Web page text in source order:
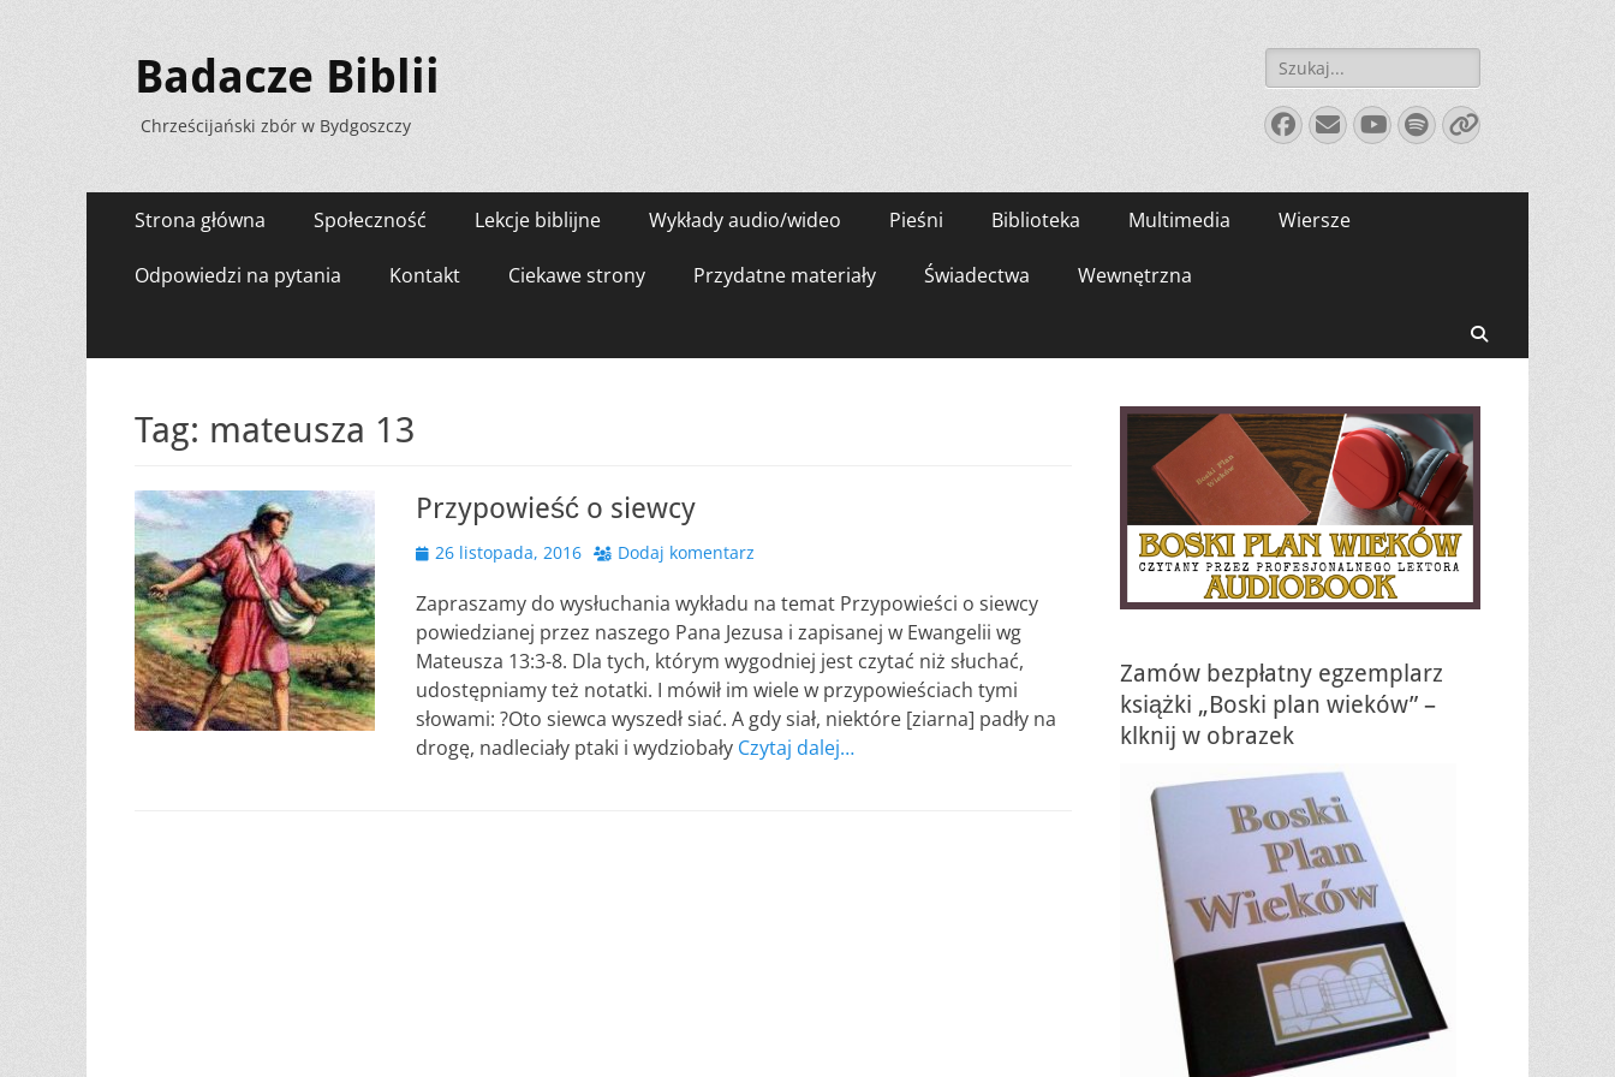
Badacze Biblii
Chrześcijański zbór w Bydgoszczy
Szukaj:
Facebook
E-
mail
YouTube
Spotify
Link
Menu
zawartości
Strona główna Społeczność Lekcje biblijne Wykłady audio/wideo Pieśni Biblioteka Multimedia Wiersze
Odpowiedzi na pytania Kontakt Ciekawe strony Przydatne materiały Świadectwa Wewnętrzna
Tag: mateusza 13
Przypowieść o siewcy
Opublikowano
26 listopada, 2016 Dodaj komentarz
Zapraszamy do wysłuchania wykładu na temat Przypowieści o siewcy
powiedzianej przez naszego Pana Jezusa i zapisanej w Ewangelii wg
Mateusza 13:3-8. Dla tych, którym wygodniej jest czytać niż słuchać,
udostępniamy też notatki. I mówił im wiele w przypowieściach tymi
słowami: ?Oto siewca wyszedł siać. A gdy siał, niektóre [ziarna] padły na
drogę, nadleciały ptaki i wydziobały Czytaj dalej…
Zamów bezpłatny egzemplarz
książki „Boski plan wieków” –
klknij w obrazek